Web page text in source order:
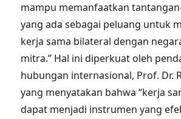
mampu memanfaatkan
yang ada sebagai peluang untuk
kerja sama bilateral dengan
mitra.” Hal ini diperkuat oleh
hubungan internasional, Prof. Dr.
yang menyatakan bahwa “kerja
dapat menjadi instrumen yang